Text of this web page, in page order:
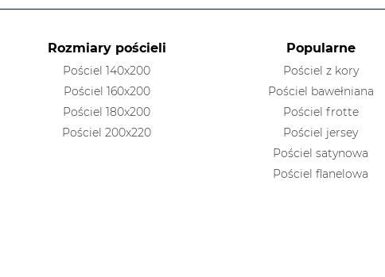
Rozmiary pościeli
Pościel 140x200
Pościel 160x200
Pościel 180x200
Pościel 200x220
Popularne
Pościel z kory
Pościel bawełniana
Pościel frotte
Pościel jersey
Pościel satynowa
Pościel flanelowa